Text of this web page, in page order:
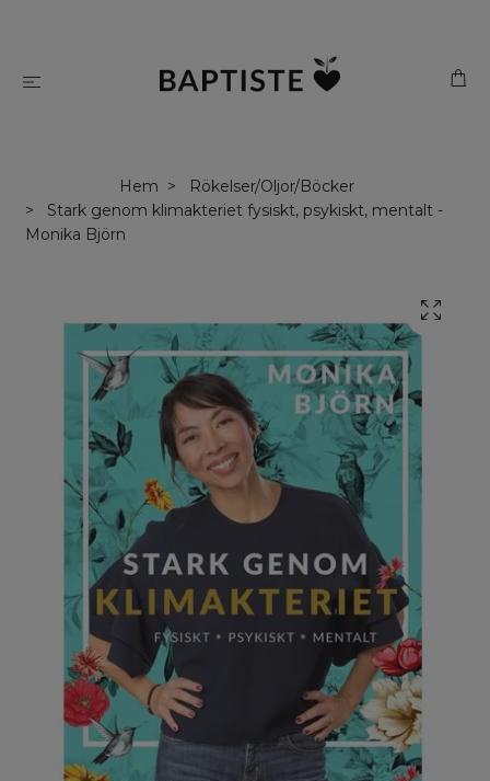
Hem
Rökelser/Oljor/Böcker
Stark genom klimakteriet fysiskt, psykiskt, mentalt -
Monika Björn